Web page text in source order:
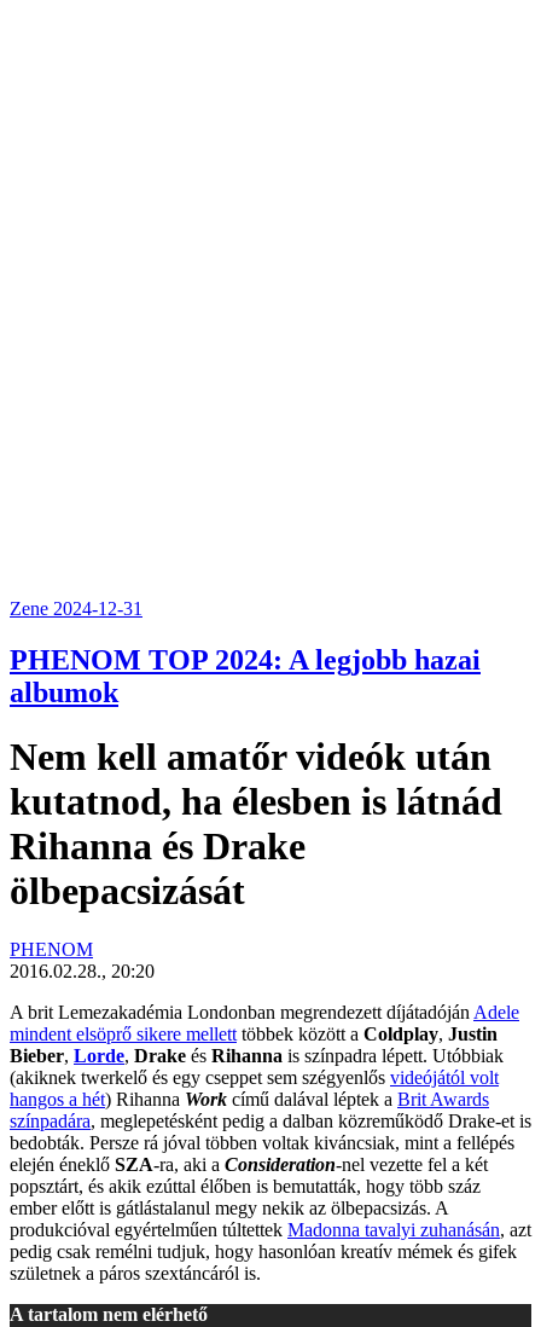
Zene 2024-12-31
PHENOM TOP 2024: A legjobb hazai
albumok
Nem kell amatőr videók után
kutatnod, ha élesben is látnád
Rihanna és Drake
ölbepacsizását
PHENOM
2016.02.28., 20:20
A brit Lemezakadémia Londonban megrendezett díjátadójánAdele
mindent elsöprő sikere melletttöbbek között a Coldplay, Justin
Bieber, Lorde, Drake és Rihanna is színpadra lépett. Utóbbiak
(akiknek twerkelő és egy cseppet sem szégyenlős videójától volt
hangos a hét) Rihanna Work című dalával léptek a Brit Awards
színpadára, meglepetésként pedig a dalban közreműködő Drake-et is
bedobták. Persze rá jóval többen voltak kiváncsiak, mint a fellépés
elején éneklő SZA-ra, aki a Consideration-nel vezette fel a két
popsztárt, és akik ezúttal élőben is bemutatták, hogy több száz
ember előtt is gátlástalanul megy nekik az ölbepacsizás. A
produkcióval egyértelműen túltettek Madonna tavalyi zuhanásán, azt
pedig csak remélni tudjuk, hogy hasonlóan kreatív mémek és gifek
születnek a páros szextáncáról is.
A tartalom nem elérhető